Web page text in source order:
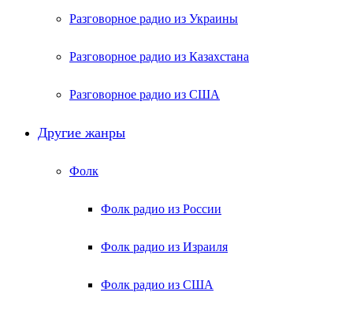
Разговорное радио из Украины
Разговорное радио из Казахстана
Разговорное радио из США
Другие жанры
Фолк
Фолк радио из России
Фолк радио из Израиля
Фолк радио из США